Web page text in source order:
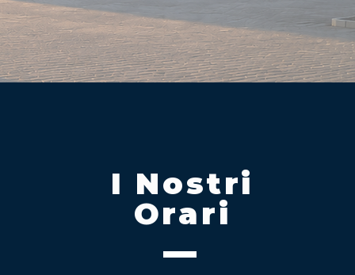
I Nostri
Orari